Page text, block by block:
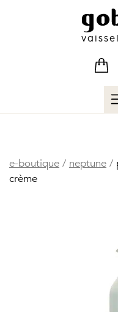
e-boutique / neptune /
crème